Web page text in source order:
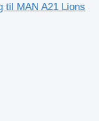
til MAN A21 Lions